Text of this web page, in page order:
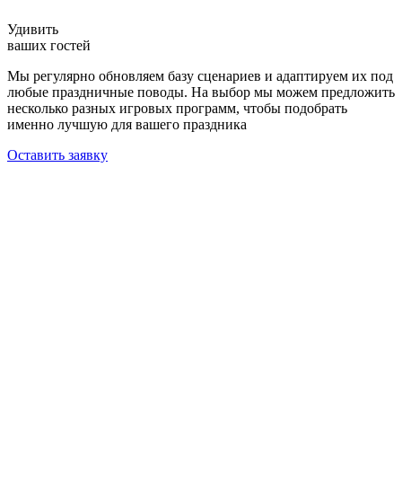
Удивить
ваших гостей
Мы регулярно обновляем базу сценариев и адаптируем их под
любые праздничные поводы. На выбор мы можем предложить
несколько разных игровых программ, чтобы подобрать
именно лучшую для вашего праздника
Оставить заявку